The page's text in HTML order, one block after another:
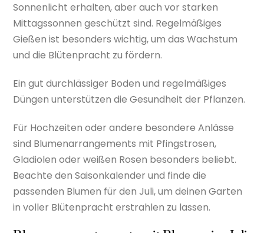
Sonnenlicht erhalten, aber auch vor starken
Mittagssonnen geschützt sind. Regelmäßiges
Gießen ist besonders wichtig, um das Wachstum
und die Blütenpracht zu fördern.
Ein gut durchlässiger Boden und regelmäßiges
Düngen unterstützen die Gesundheit der Pflanzen.
Für Hochzeiten oder andere besondere Anlässe
sind Blumenarrangements mit Pfingstrosen,
Gladiolen oder weißen Rosen besonders beliebt.
Beachte den Saisonkalender und finde die
passenden Blumen für den Juli, um deinen Garten
in voller Blütenpracht erstrahlen zu lassen.